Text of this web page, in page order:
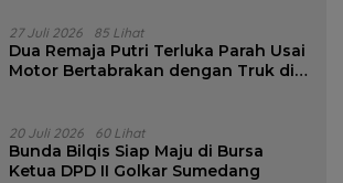
27 Juli 2026 85 Lihat
Dua Remaja Putri Terluka Parah Usai
Motor Bertabrakan dengan Truk di
20 Juli 2026 60 Lihat
Bunda Bilqis Siap Maju di Bursa
Ketua DPD II Golkar Sumedang